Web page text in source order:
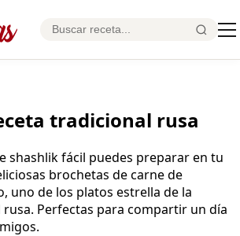
tradicional rusa
shashlik fácil puedes preparar en tu
brochetas de carne de
uno de los platos estrella de la
Perfectas para compartir un día